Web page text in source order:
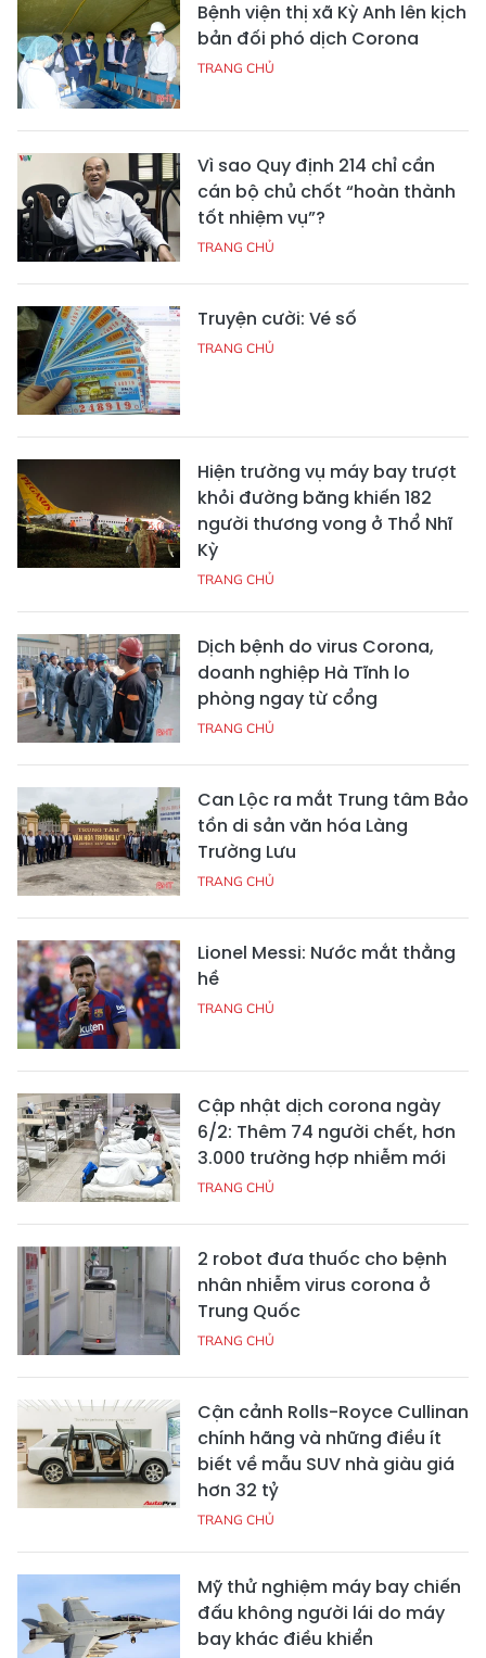
Bệnh viện thị xã Kỳ Anh lên kịch
bản đối phó dịch Corona
TRANG CHỦ
Vì sao Quy định 214 chỉ cần
cán bộ chủ chốt “hoàn thành
tốt nhiệm vụ”?
TRANG CHỦ
Truyện cười: Vé số
TRANG CHỦ
Hiện trường vụ máy bay trượt
khỏi đường băng khiến 182
người thương vong ở Thổ Nhĩ
Kỳ
TRANG CHỦ
Dịch bệnh do virus Corona,
doanh nghiệp Hà Tĩnh lo
phòng ngay từ cổng
TRANG CHỦ
Can Lộc ra mắt Trung tâm Bảo
tồn di sản văn hóa Làng
Trường Lưu
TRANG CHỦ
Lionel Messi: Nước mắt thằng
hề
TRANG CHỦ
Cập nhật dịch corona ngày
6/2: Thêm 74 người chết, hơn
3.000 trường hợp nhiễm mới
TRANG CHỦ
2 robot đưa thuốc cho bệnh
nhân nhiễm virus corona ở
Trung Quốc
TRANG CHỦ
Cận cảnh Rolls-Royce Cullinan
chính hãng và những điều ít
biết về mẫu SUV nhà giàu giá
hơn 32 tỷ
TRANG CHỦ
Mỹ thử nghiệm máy bay chiến
đấu không người lái do máy
bay khác điều khiển